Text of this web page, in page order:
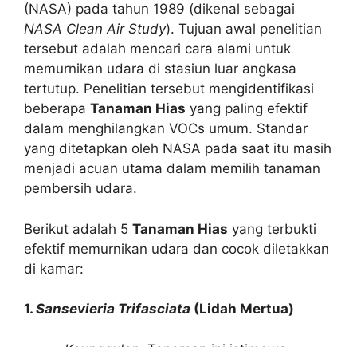
(NASA) pada tahun 1989 (dikenal sebagai
NASA Clean Air Study). Tujuan awal penelitian
tersebut adalah mencari cara alami untuk
memurnikan udara di stasiun luar angkasa
tertutup. Penelitian tersebut mengidentifikasi
beberapa Tanaman Hias yang paling efektif
dalam menghilangkan VOCs umum. Standar
yang ditetapkan oleh NASA pada saat itu masih
menjadi acuan utama dalam memilih tanaman
pembersih udara.
Berikut adalah 5 Tanaman Hias yang terbukti
efektif memurnikan udara dan cocok diletakkan
di kamar:
1. Sansevieria Trifasciata (Lidah Mertua)